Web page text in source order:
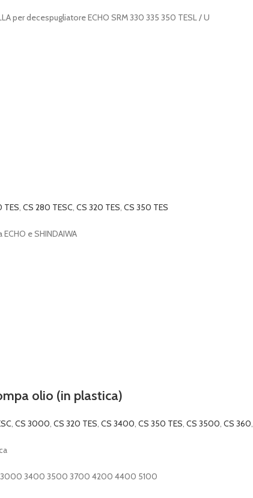
per decespugliatore ECHO SRM 330 335 350 TESL / U
TES, CS 280 TESC, CS 320 TES, CS 350 TES
e SHINDAIWA
olio (in plastica)
, CS 3000, CS 320 TES, CS 3400, CS 350 TES, CS 3500, CS 360,
3000 3400 3500 3700 4200 4400 5100